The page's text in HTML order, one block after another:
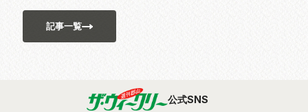
記事一覧
公式SNS